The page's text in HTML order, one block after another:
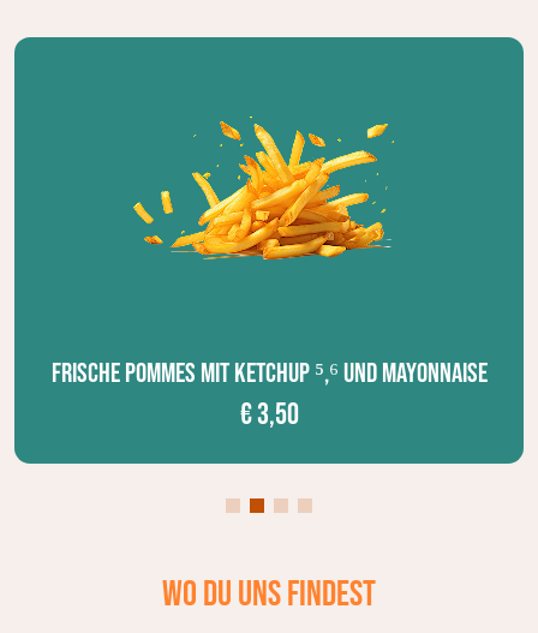
Bratwurst ² mit Brötchen
€ 4,50
Wo duuns findest